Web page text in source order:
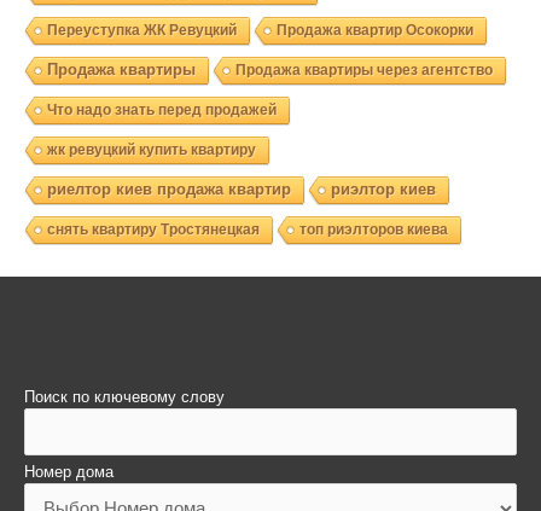
Переуступка ЖК Ревуцкий Продажа квартир Осокорки
Продажа квартиры Продажа квартиры через агентство
Что надо знать перед продажей
жк ревуцкий купить квартиру
риелтор киев продажа квартир риэлтор киев
снять квартиру Тростянецкая топ риэлторов киева
Поиск по ключевому слову
Номер дома